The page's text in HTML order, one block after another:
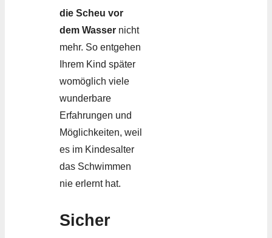
die Scheu vor
dem Wasser nicht
mehr. So entgehen
Ihrem Kind später
womöglich viele
wunderbare
Erfahrungen und
Möglichkeiten, weil
es im Kindesalter
das Schwimmen
nie erlernt hat.
Sicher